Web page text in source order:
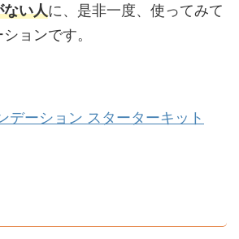
ない人に、是非一度、使ってみて
ョンです。
デーション スターターキット